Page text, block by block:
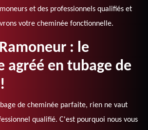
et des professionnels qualifiés et
votre cheminée fonctionnelle.
Ramoneur : le
agréé en tubage de
de cheminée parfaite, rien ne vaut
qualifié. C'est pourquoi nous vous